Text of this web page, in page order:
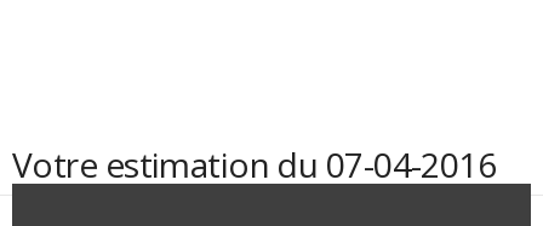
Votre estimation du 07-04-2016